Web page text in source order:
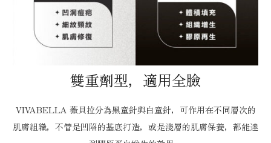
雙重劑型，適用全臉
VIVABELLA 薇貝拉分為黑童針與白童針，可作用在不同層次的
肌膚組織，不管是凹陷的基底打造，或是淺層的肌膚保養，都能達